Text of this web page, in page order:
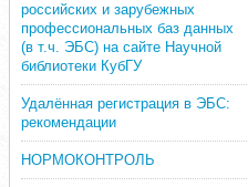
российских и зарубежных
профессиональных баз данных
(в т.ч. ЭБС) на сайте Научной
библиотеки КубГУ
Удалённая регистрация в ЭБС:
рекомендации
НОРМОКОНТРОЛЬ